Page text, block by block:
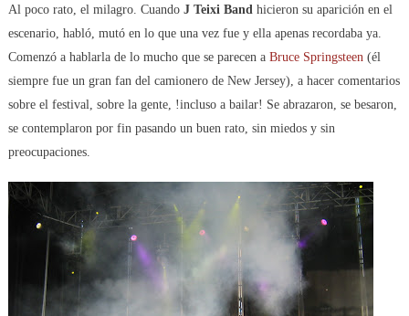
Al poco rato, el milagro. Cuando J Teixi Band hicieron su aparición en el
escenario, habló, mutó en lo que una vez fue y ella apenas recordaba ya.
Comenzó a hablarla de lo mucho que se parecen a Bruce Springsteen (él
siempre fue un gran fan del camionero de New Jersey), a hacer comentarios
sobre el festival, sobre la gente, !incluso a bailar! Se abrazaron, se besaron,
se contemplaron por fin pasando un buen rato, sin miedos y sin
preocupaciones.